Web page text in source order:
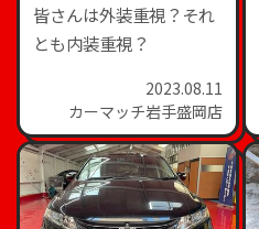
皆さんは外装重視？それ
とも内装重視？
2023.08.11
カーマッチ岩手盛岡店